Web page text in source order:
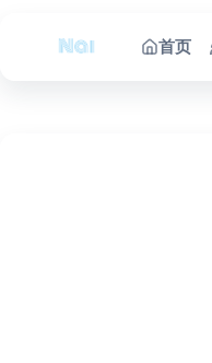
首页